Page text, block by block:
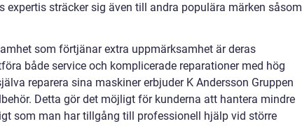
expertis sträcker sig även till andra populära märken såsom
som förtjänar extra uppmärksamhet är deras
både service och komplicerade reparationer med hög
reparera sina maskiner erbjuder K Andersson Gruppen
Detta gör det möjligt för kunderna att hantera mindre
som man har tillgång till professionell hjälp vid större